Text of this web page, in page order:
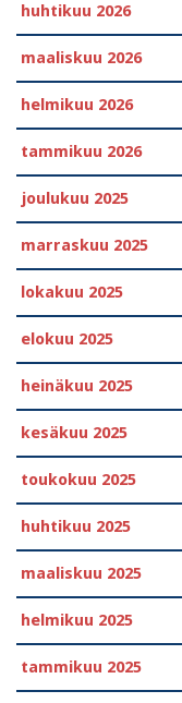
huhtikuu 2026
maaliskuu 2026
helmikuu 2026
tammikuu 2026
joulukuu 2025
marraskuu 2025
lokakuu 2025
elokuu 2025
heinäkuu 2025
kesäkuu 2025
toukokuu 2025
huhtikuu 2025
maaliskuu 2025
helmikuu 2025
tammikuu 2025